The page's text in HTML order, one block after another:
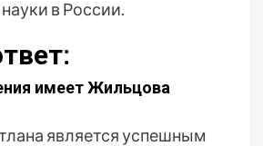
в России.
имеет Жильцова
является успешным